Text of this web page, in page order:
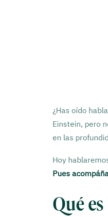
¿Has oído
Einstein, pero
en las
Hoy
Pues
Qué